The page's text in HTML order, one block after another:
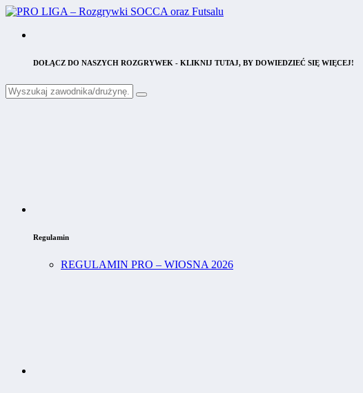
DOŁĄCZ DO NASZYCH ROZGRYWEK - KLIKNIJ TUTAJ, BY DOWIEDZIEĆ SIĘ WIĘCEJ!
Regulamin
REGULAMIN PRO – WIOSNA 2026